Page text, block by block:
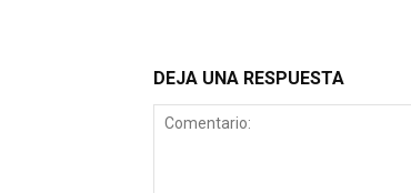
DEJA UNA RESPUESTA